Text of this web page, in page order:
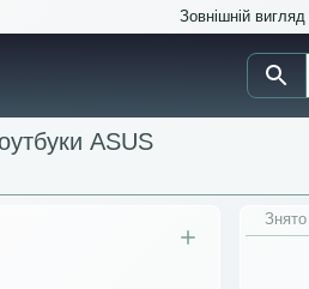
Зовнішній
ASUS